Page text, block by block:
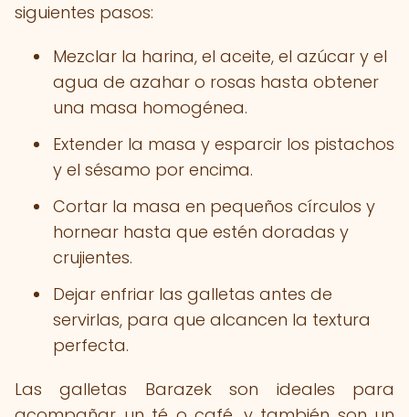
siguientes pasos:
Mezclar la harina, el aceite, el azúcar y el
agua de azahar o rosas hasta obtener
una masa homogénea.
Extender la masa y esparcir los pistachos
y el sésamo por encima.
Cortar la masa en pequeños círculos y
hornear hasta que estén doradas y
crujientes.
Dejar enfriar las galletas antes de
servirlas, para que alcancen la textura
perfecta.
Las galletas Barazek son ideales para